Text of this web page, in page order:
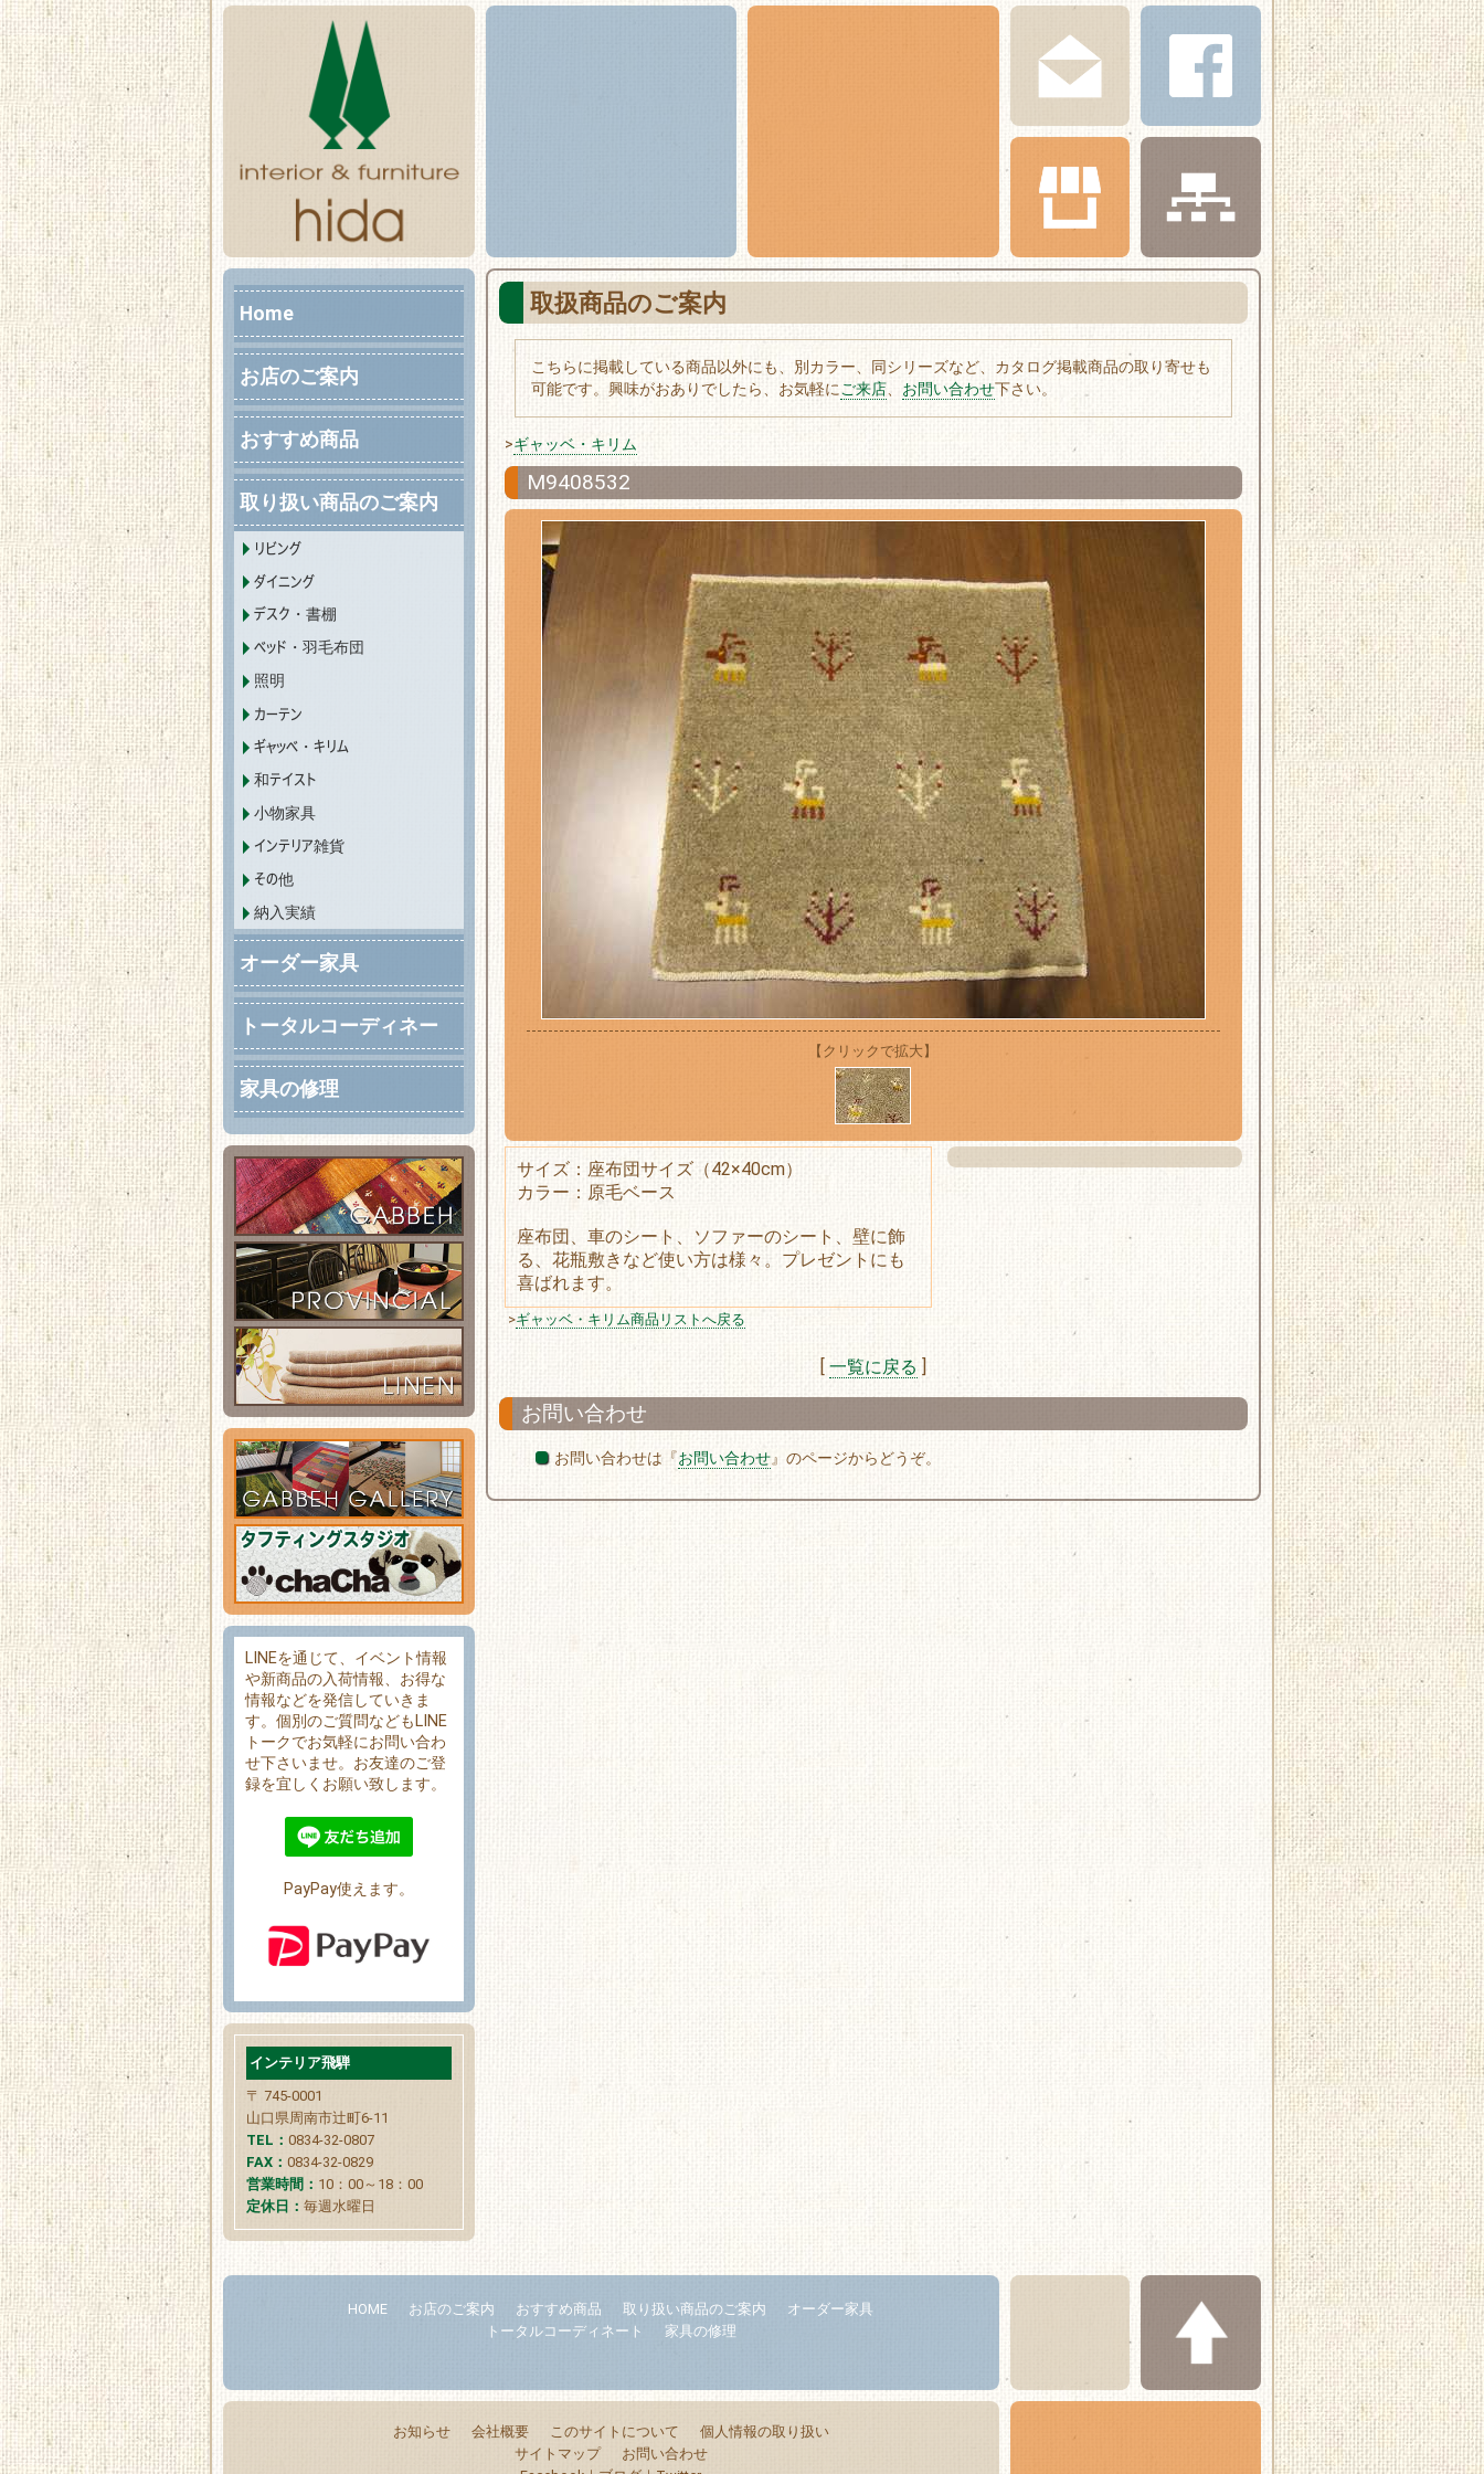
取扱商品のご案内
こちらに掲載している商品以外にも、別カラー、同シリーズなど、カタログ掲載商品の取り寄せも
可能です。興味がおありでしたら、お気軽にご来店、 お問い合わせ下さい。
>ギャッベ・キリム
M9408532
【クリックで拡大】
サイズ：座布団サイズ（42×40cm）
カラー：原毛ベース
座布団、車のシート、ソファーのシート、壁に飾
る、花瓶敷きなど使い方は様々。プレゼントにも
喜ばれます。
>ギャッベ・キリム商品リストへ戻る
一覧に戻る
お問い合わせ
お問い合わせは『お問い合わせ』のページからどうぞ。
Home
お店のご案内
おすすめ商品
取り扱い商品のご案内
リビング
ダイニング
デスク・書棚
ベッド・羽毛布団
照明
カーテン
ギャッベ・キリム
和テイスト
小物家具
インテリア雑貨
その他
納入実績
オーダー家具
トータルコーディネー
ト
家具の修理
LINEを通じて、イベント情報
や新商品の入荷情報、お得な
情報などを発信していきま
す。個別のご質問などもLINE
トークでお気軽にお問い合わ
せ下さいませ。お友達のご登
録を宜しくお願い致します。
PayPay使えます。
インテリア飛騨
〒 745-0001
山口県周南市辻町6-11
TEL： 0834-32-0807
FAX： 0834-32-0829
営業時間： 10：00～18：00
定休日： 毎週水曜日
HOME お店のご案内 おすすめ商品 取り扱い商品のご案内
オーダー家具
トータルコーディネート
家具の修理
お知らせ 会社概要 このサイトについて
個人情報の取り扱い
サイトマップ
お問い合わせ